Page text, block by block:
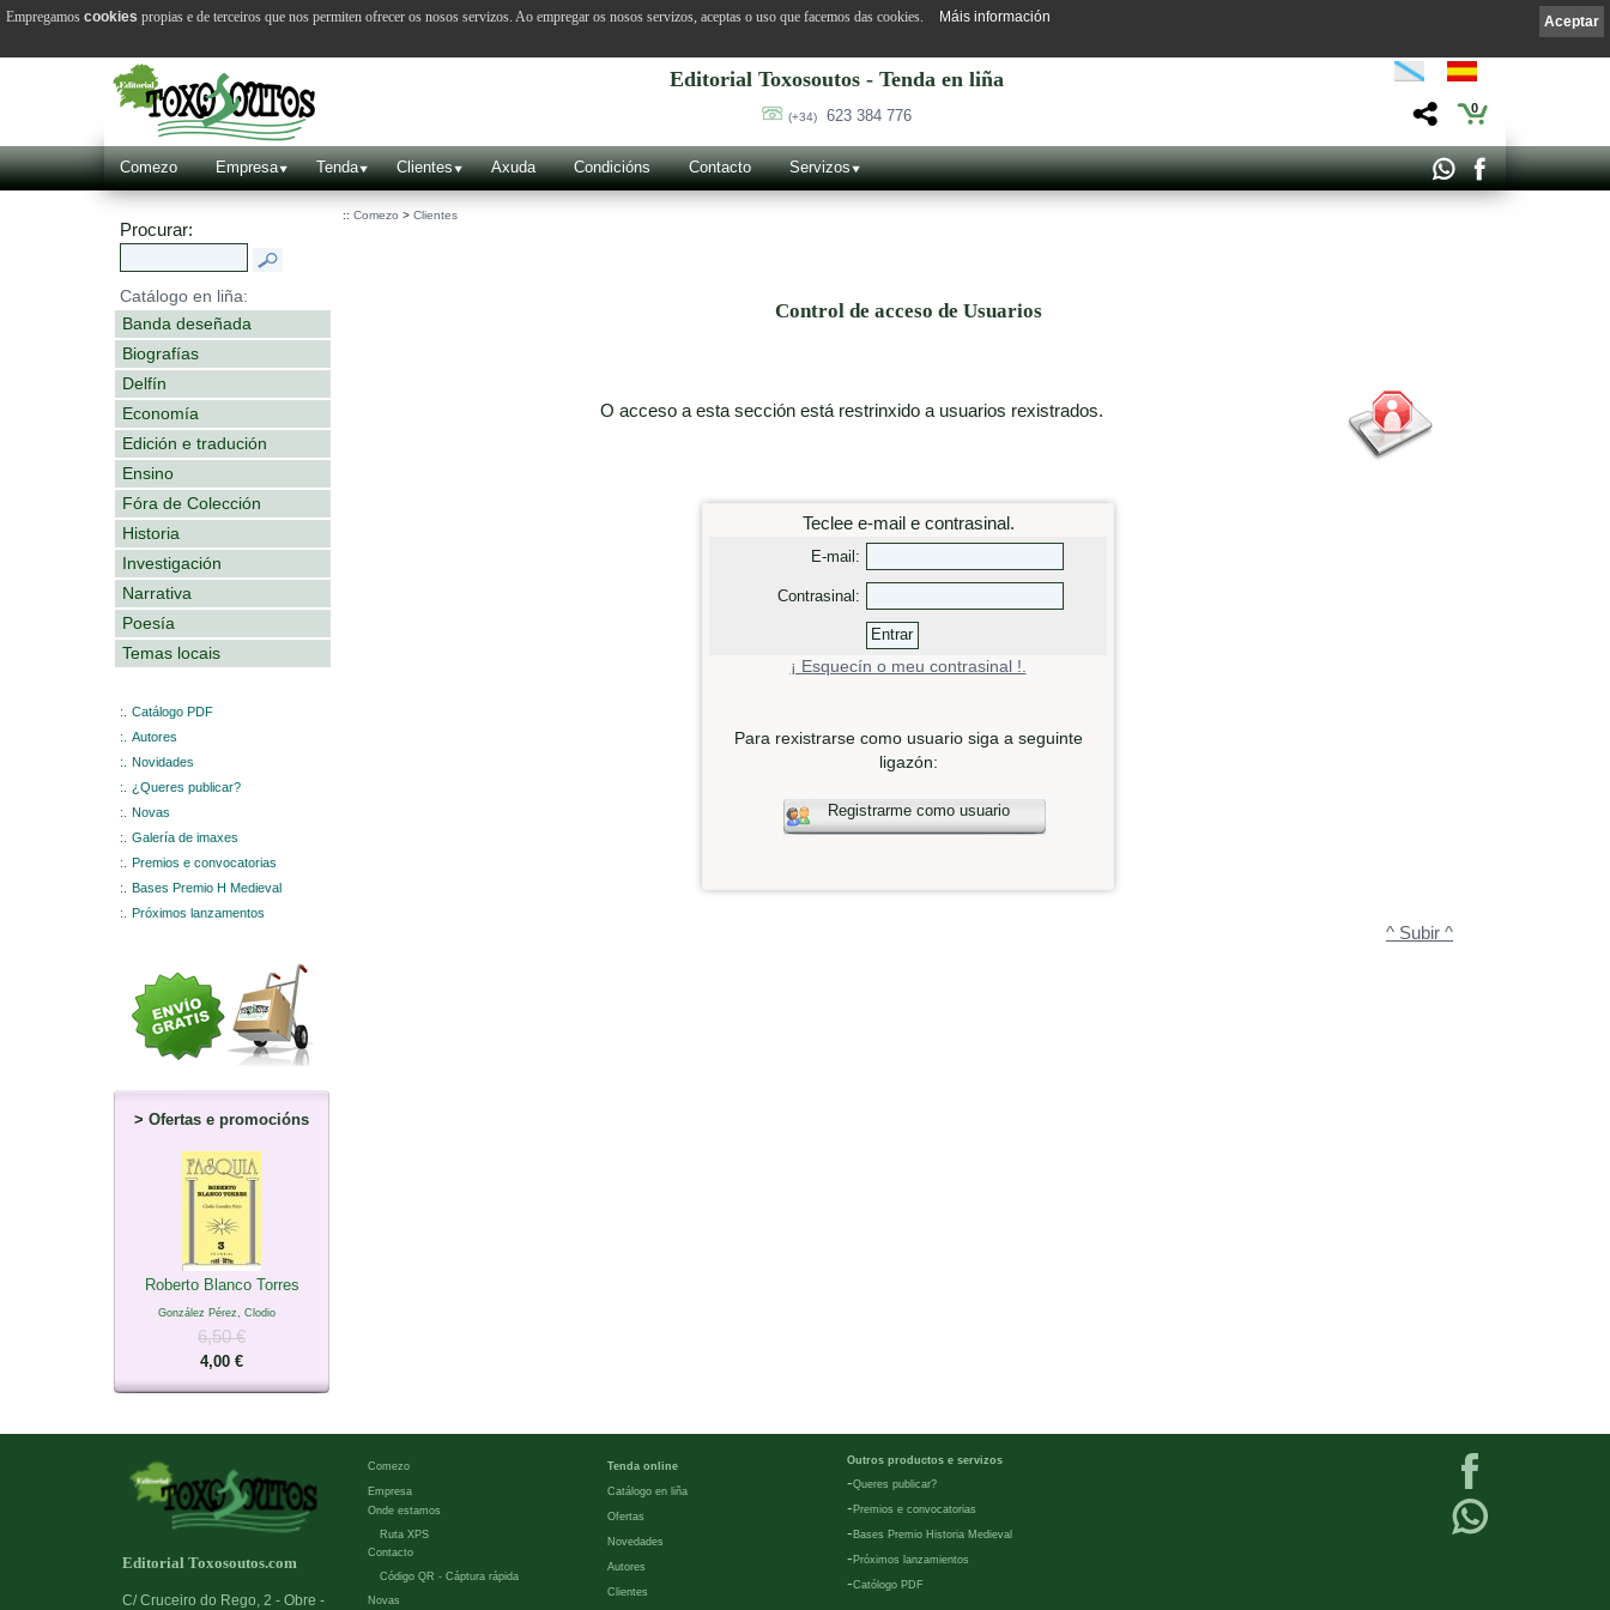
Editorial Toxosoutos - Tenda en liña
(+34) 623 384 776 0
Comezo Empresa Tenda Clientes Axuda Condicións Contacto Servizos
Procurar:
Catálogo en liña:
Banda deseñada
Biografías
Delfín
Economía
Edición e tradución
Ensino
Fóra de Colección
Historia
Investigación
Narrativa
Poesía
Temas locais
:.
Catálogo PDF
:.
Autores
:.
Novidades
:.
¿Queres publicar?
:.
Novas
:.
Galería de imaxes
:.
Premios e convocatorias
:.
Bases Premio H Medieval
:.
Próximos lanzamentos
> Ofertas e promocións
Roberto Blanco Torres
González Pérez, Clodio
6,50 €
4,00 €
:: Comezo > Clientes
Control de acceso de Usuarios
O acceso a esta sección está restrinxido a usuarios rexistrados.
Teclee e-mail e contrasinal.
E-mail:
Contrasinal:
¡ Esquecín o meu contrasinal !.
Para rexistrarse como usuario siga a seguinte
ligazón:
Registrarme como usuario
^ Subir ^
Editorial Toxosoutos.com
C/ Cruceiro do Rego, 2 - Obre -
Comezo
Empresa
Onde estamos
Ruta XPS
Contacto
Código QR - Cáptura rápida
Novas
Tenda online
Catálogo en liña
Ofertas
Novedades
Autores
Clientes
Outros productos e servizos
-Queres publicar?
- Premios e convocatorias
- Bases Premio Historia Medieval
- Próximos lanzamientos
-Católogo PDF
Aceptar
Empregamos cookies propias e de terceiros que nos permiten ofrecer os nosos servizos. Ao empregar os nosos servizos, aceptas o uso que facemos das cookies. Máis información